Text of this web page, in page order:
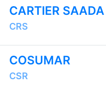
CARTIER SAADA
CRS
COSUMAR
CSR